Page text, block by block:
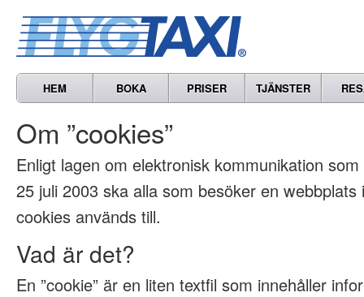
HEM BOKA PRISER TJÄNSTER
Om ”cookies”
Enligt lagen om elektronisk kommunikation
25 juli 2003 ska alla som besöker en
cookies används till.
Vad är det?
En ”cookie” är en liten textfil som innehåller